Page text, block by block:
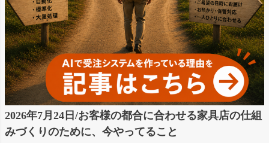
2026年7月24日/お客様の都合に合わせる家具店の仕組
みづくりのために、今やってること